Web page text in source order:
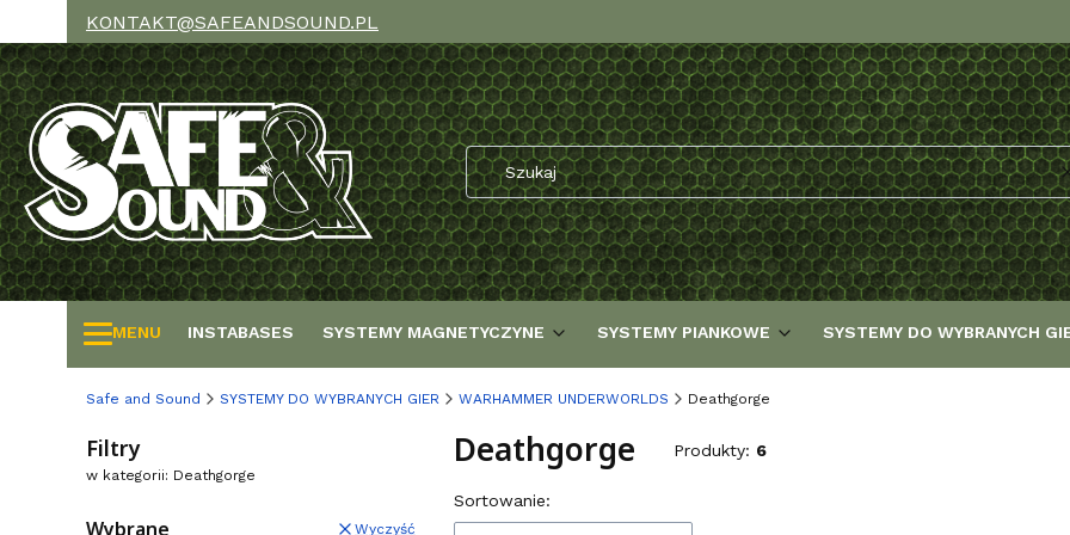
KONTAKT@SAFEANDSOUND.PL
MENU INSTABASES SYSTEMY MAGNETYCZYNE SYSTEMY PIANKOWE SYSTEMY DO WYBRANYCH
Safe and Sound SYSTEMY DO WYBRANYCH GIER WARHAMMER UNDERWORLDS Deathgorge
Filtry
w kategorii: Deathgorge
Wybrane Wyczyść
Deathgorge Produkty: 6
Lista produktów
Sortowanie: